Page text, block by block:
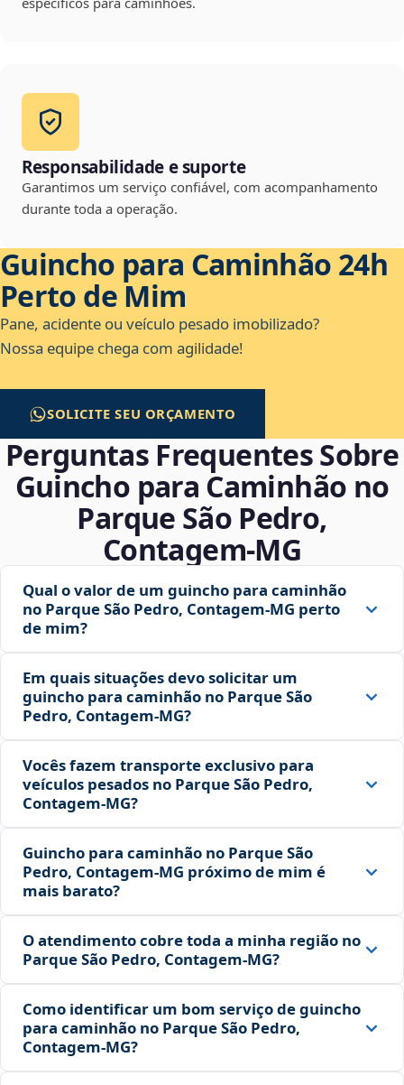
Responsabilidade e suporte
Garantimos um serviço confiável, com acompanhamento
durante toda a operação.
Guincho para Caminhão 24h
Perto de Mim
Pane, acidente ou veículo pesado imobilizado?
Nossa equipe chega com agilidade!
SOLICITE SEU ORÇAMENTO
Perguntas Frequentes Sobre
Guincho para Caminhão no
Parque São Pedro,
Contagem‑MG
Qual o valor de um guincho para caminhão
no Parque São Pedro, Contagem‑MG perto
de mim?
Em quais situações devo solicitar um
guincho para caminhão no Parque São
Pedro, Contagem‑MG?
Vocês fazem transporte exclusivo para
veículos pesados no Parque São Pedro,
Contagem‑MG?
Guincho para caminhão no Parque São
Pedro, Contagem‑MG próximo de mim é
mais barato?
O atendimento cobre toda a minha região no
Parque São Pedro, Contagem‑MG?
Como identificar um bom serviço de guincho
para caminhão no Parque São Pedro,
Contagem‑MG?